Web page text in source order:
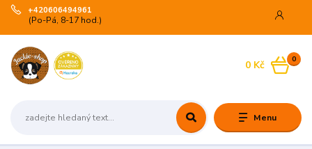
Menu
+420606494961
(Po-Pá, 8-17 hod.)
0
0 Kč